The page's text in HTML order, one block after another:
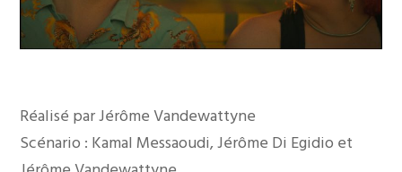
Réalisé par Jérôme Vandewattyne
Scénario : Kamal Messaoudi, Jérôme Di Egidio et